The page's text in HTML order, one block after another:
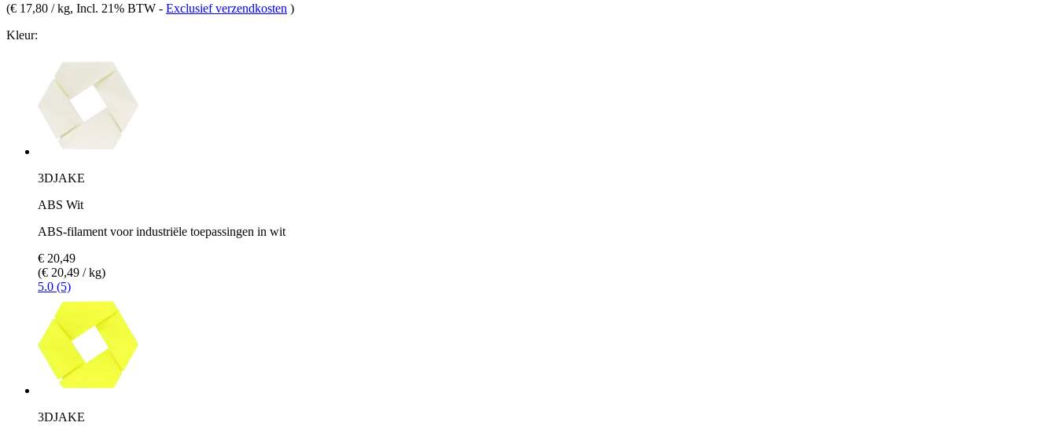
(€ 17,80 / kg, Incl. 21% BTW - Exclusief verzendkosten )
Kleur:
3DJAKE
ABS Wit
ABS-filament voor industriële toepassingen in wit
€ 20,49
(€ 20,49 / kg)
5.0 (5)
3DJAKE